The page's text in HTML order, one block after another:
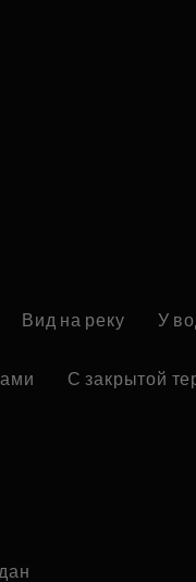
Вид на реку У
С закрытой